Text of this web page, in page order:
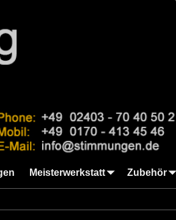
Meisterwerkstatt Zubehör